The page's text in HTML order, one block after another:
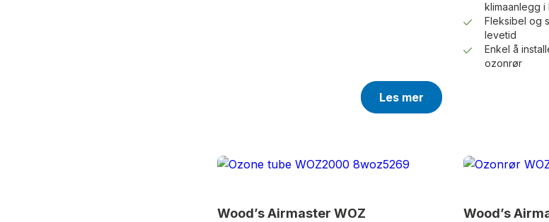
Les mer
klimaanlegg i
Fleksibel og
levetid
Enkel å
ozonrør
Wood’s Airmaster WOZ
Wood’s